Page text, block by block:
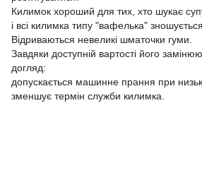
Килимок хороший для тих, хто шукає
і всі килимка типу "вафелька"
Відриваються невеликі шматочки гуми.
Завдяки доступній вартості його
догляд:
допускається машинне прання при
зменшує термін служби килимка.